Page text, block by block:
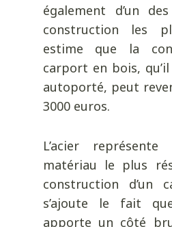
également d’un
construction les
estime que la
carport en bois,
autoporté, peut
3000 euros.
L’acier représente
matériau le plus
construction d’un
s’ajoute le fait
apporte un côté